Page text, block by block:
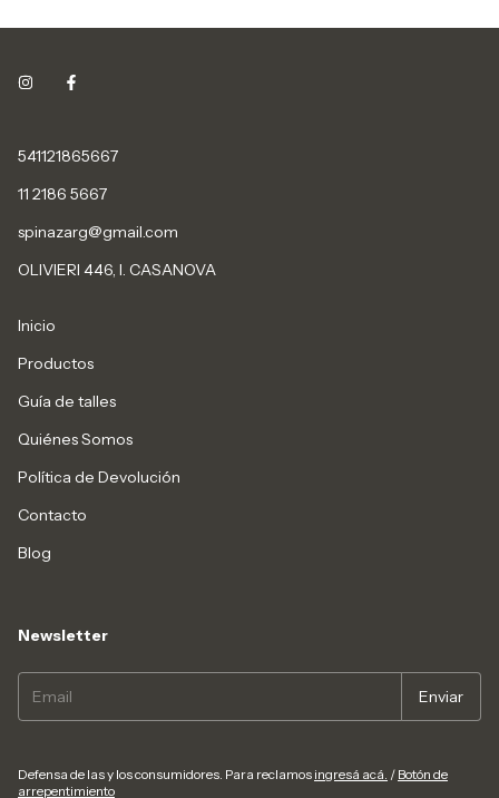
541121865667
11 2186 5667
spinazarg@gmail.com
OLIVIERI 446, I. CASANOVA
Inicio
Productos
Guía de talles
Quiénes Somos
Política de Devolución
Contacto
Blog
Newsletter
Defensa de las y los consumidores. Para reclamos ingresá acá. / Botón de
arrepentimiento